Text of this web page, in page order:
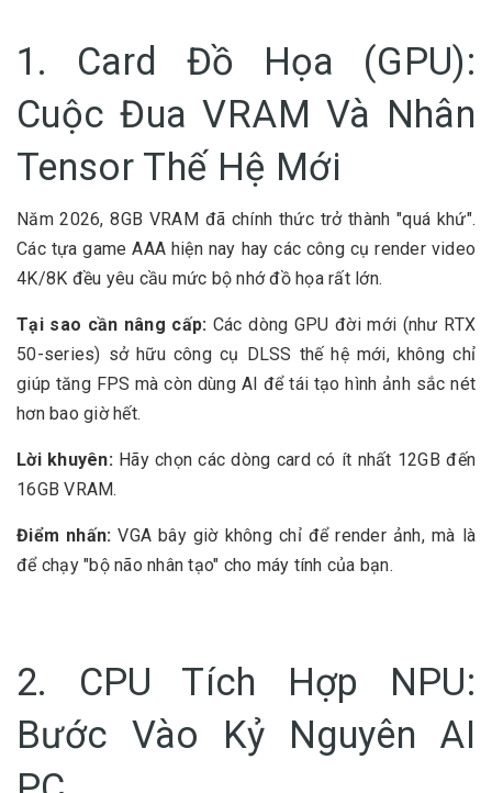
1. Card Đồ Họa (GPU):
Cuộc Đua VRAM Và Nhân
Tensor Thế Hệ Mới
Năm 2026, 8GB VRAM đã chính thức trở thành "quá khứ".
Các tựa game AAA hiện nay hay các công cụ render video
4K/8K đều yêu cầu mức bộ nhớ đồ họa rất lớn.
Tại sao cần nâng cấp: Các dòng GPU đời mới (như RTX
50-series) sở hữu công cụ DLSS thế hệ mới, không chỉ
giúp tăng FPS mà còn dùng AI để tái tạo hình ảnh sắc nét
hơn bao giờ hết.
Lời khuyên: Hãy chọn các dòng card có ít nhất 12GB đến
16GB VRAM.
Điểm nhấn: VGA bây giờ không chỉ để render ảnh, mà là
để chạy "bộ não nhân tạo" cho máy tính của bạn.
2. CPU Tích Hợp NPU:
Bước Vào Kỷ Nguyên AI